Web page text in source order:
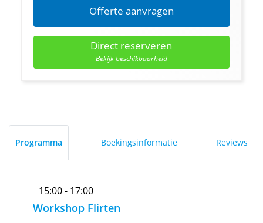
Offerte aanvragen
Direct reserveren
Bekijk beschikbaarheid
Programma Boekingsinformatie Reviews
15:00 - 17:00
Workshop Flirten